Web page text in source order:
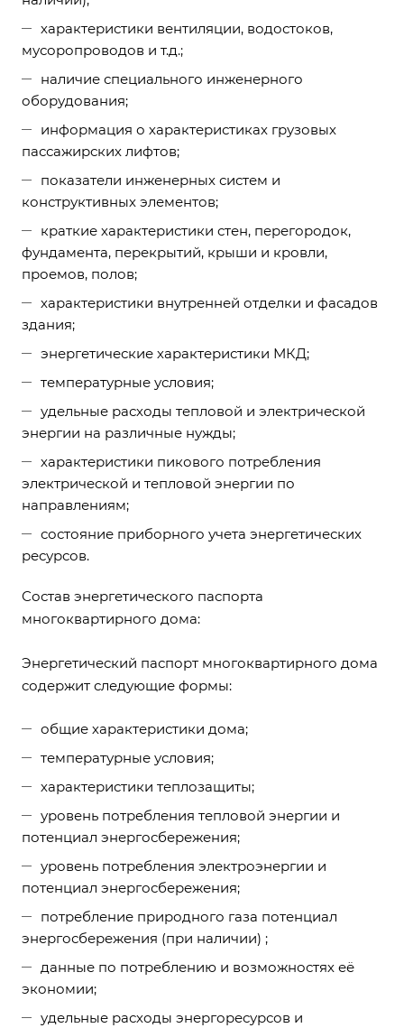
характеристики вентиляции, водостоков,
мусоропроводов и т.д.;
наличие специального инженерного
оборудования;
информация о характеристиках грузовых
пассажирских лифтов;
показатели инженерных систем и
конструктивных элементов;
краткие характеристики стен, перегородок,
фундамента, перекрытий, крыши и кровли,
проемов, полов;
характеристики внутренней отделки и фасадов
здания;
энергетические характеристики МКД;
температурные условия;
удельные расходы тепловой и электрической
энергии на различные нужды;
характеристики пикового потребления
электрической и тепловой энергии по
направлениям;
состояние приборного учета энергетических
ресурсов.
Состав энергетического паспорта
многоквартирного дома:
Энергетический паспорт многоквартирного дома
содержит следующие формы:
общие характеристики дома;
температурные условия;
характеристики теплозащиты;
уровень потребления тепловой энергии и
потенциал энергосбережения;
уровень потребления электроэнергии и
потенциал энергосбережения;
потребление природного газа потенциал
энергосбережения (при наличии) ;
данные по потреблению и возможностях её
экономии;
удельные расходы энергоресурсов и